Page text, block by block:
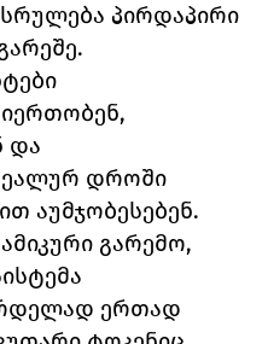
პირდაპირი
და
დროში
აუმჯობესებენ.
გარემო,
ერთად